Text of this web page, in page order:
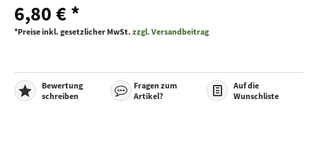
6,80 € *
*Preise inkl. gesetzlicher MwSt. zzgl. Versandbeitrag
Bewertung
schreiben
Fragen zum
Artikel?
Auf die
Wunschliste